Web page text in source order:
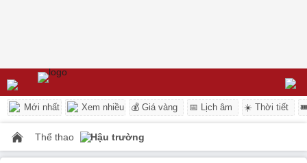
Mới nhất Xem nhiều 💰 Giá vàng 📅 Lịch âm ☀️ Thời tiết
Thể thao Hậu trường